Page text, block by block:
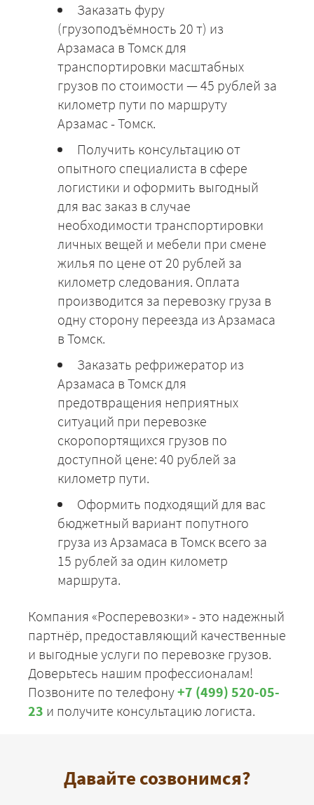
Заказать фуру
(грузоподъёмность 20 т) из
Арзамаса в Томск для
транспортировки масштабных
грузов по стоимости — 45 рублей за
километр пути по маршруту
Арзамас - Томск.
Получить консультацию от
опытного специалиста в сфере
логистики и оформить выгодный
для вас заказ в случае
необходимости транспортировки
личных вещей и мебели при смене
жилья по цене от 20 рублей за
километр следования. Оплата
производится за перевозку груза в
одну сторону переезда из Арзамаса
в Томск.
Заказать рефрижератор из
Арзамаса в Томск для
предотвращения неприятных
ситуаций при перевозке
скоропортящихся грузов по
доступной цене: 40 рублей за
километр пути.
Оформить подходящий для вас
бюджетный вариант попутного
груза из Арзамаса в Томск всего за
15 рублей за один километр
маршрута.
Компания «Росперевозки» - это надежный
партнёр, предоставляющий качественные
и выгодные услуги по перевозке грузов.
Доверьтесь нашим профессионалам!
Позвоните по телефону+7 (499) 520-05-
23 и получите консультацию логиста.
Давайте созвонимся?